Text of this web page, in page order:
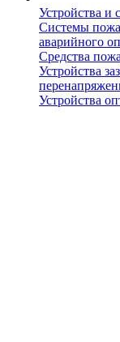
Устройства и
Системы
аварийного
Средства
Устройства
Устройства